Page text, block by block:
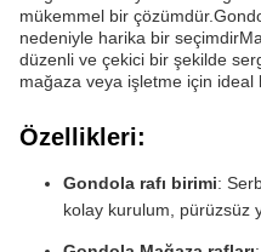
mükemmel bir
nedeniyle harika bir
düzenli ve çekici bir şekilde
mağaza veya işletme için ideal
Özellikleri:
Gondola rafı birimi:
kolay kurulum, pürüzsüz